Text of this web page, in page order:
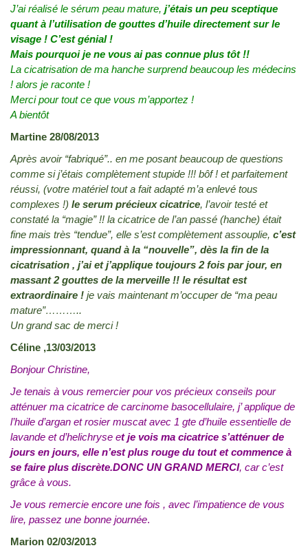
J’ai réalisé le sérum peau mature, j’étais un peu sceptique
quant à l’utilisation de gouttes d’huile directement sur le
visage ! C’est génial !
Mais pourquoi je ne vous ai pas connue plus tôt !!
La cicatrisation de ma hanche surprend beaucoup les médecins
! alors je raconte !
Merci pour tout ce que vous m’apportez !
A bientôt
Martine 28/08/2013
Après avoir “fabriqué”.. en me posant beaucoup de questions
comme si j’étais complètement stupide !!! bôf ! et parfaitement
réussi, (votre matériel tout a fait adapté m’a enlevé tous
complexes !) le serum précieux cicatrice, l’avoir testé et
constaté la “magie” !! la cicatrice de l’an passé (hanche) était
fine mais très “tendue”, elle s’est complètement assouplie, c’est
impressionnant, quand à la “nouvelle”, dès la fin de la
cicatrisation , j’ai et j’applique toujours 2 fois par jour, en
massant 2 gouttes de la merveille !! le résultat est
extraordinaire ! je vais maintenant m’occuper de “ma peau
mature”………..
Un grand sac de merci !
Céline ,13/03/2013
Bonjour Christine,
Je tenais à vous remercier pour vos précieux conseils pour
atténuer ma cicatrice de carcinome basocellulaire, j’ applique de
l’huile d’argan et rosier muscat avec 1 gte d’huile essentielle de
lavande et d’helichryse et je vois ma cicatrice s’atténuer de
jours en jours, elle n’est plus rouge du tout et commence à
se faire plus discrète.DONC UN GRAND MERCI, car c’est
grâce à vous.
Je vous remercie encore une fois , avec l’impatience de vous
lire, passez une bonne journée.
Marion 02/03/2013